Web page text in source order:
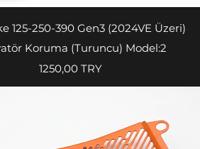
Vista rapida
125-250-390 Gen3 (2024VE Üzeri)
Koruma (Turuncu) Model:2
Prezzo
1250,00 TRY